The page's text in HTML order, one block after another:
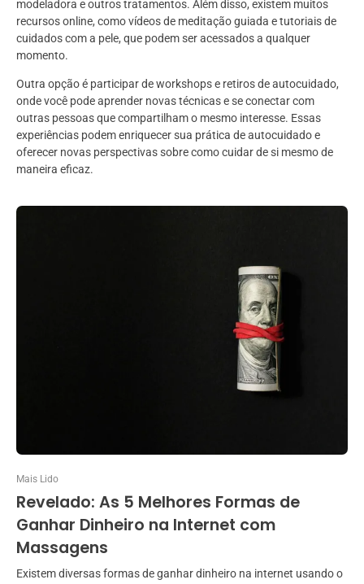
modeladora e outros tratamentos. Além disso, existem muitos
recursos online, como vídeos de meditação guiada e tutoriais de
cuidados com a pele, que podem ser acessados a qualquer
momento.
Outra opção é participar de workshops e retiros de autocuidado,
onde você pode aprender novas técnicas e se conectar com
outras pessoas que compartilham o mesmo interesse. Essas
experiências podem enriquecer sua prática de autocuidado e
oferecer novas perspectivas sobre como cuidar de si mesmo de
maneira eficaz.
Mais Lido
Revelado: As 5 Melhores Formas de
Ganhar Dinheiro na Internet com
Massagens
Existem diversas formas de ganhar dinheiro na internet usando o